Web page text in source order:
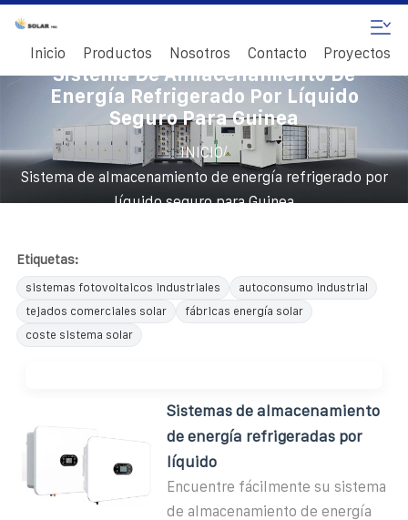
Inicio Productos Nosotros Contacto Proyectos
Sistema De Almacenamiento De
Energía Refrigerado Por Líquido
Seguro Para Guinea
INICIO/
Sistema de almacenamiento de energía refrigerado por
líquido seguro para Guinea
Etiquetas:
sistemas fotovoltaicos industriales
autoconsumo industrial
tejados comerciales solar
fábricas energía solar
coste sistema solar
Sistemas de almacenamiento
de energía refrigeradas por
líquido
Encuentre fácilmente su sistema
de almacenamiento de energía